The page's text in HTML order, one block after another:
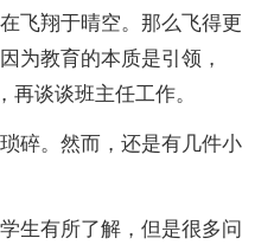
飞翔于晴空。那么飞得更
为教育的本质是引领，
再谈谈班主任工作。
碎。然而，还是有几件小
生有所了解，但是很多问